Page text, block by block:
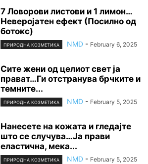
7 Ловорови листови и 1 лимон…
Неверојатен ефект (Посилно од
ботокс)
ПРИРОДНА КОЗМЕТИКА NMD - February 6, 2025
Сите жени од целиот свет ја
прават…Ги отстранува брчките и
темните...
ПРИРОДНА КОЗМЕТИКА NMD - February 5, 2025
Нанесете на кожата и гледајте
што се случува…Ја прави
еластична, мека...
ПРИРОДНА КОЗМЕТИКА NMD - February 5, 2025